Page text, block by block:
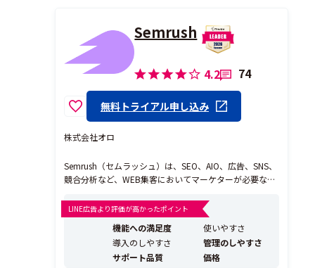
Semrush
4.2 74
無料トライアル申し込み
株式会社オロ
Semrush（セムラッシュ）は、SEO、AIO、広告、SNS、
競合分析など、WEB集客においてマーケターが必要な情
万円）でご利用いただけるのも特長で、世界ではGoogle
AnalyticsとSemrushを平行してマーケティング活動する
のが、当たり前になって...
LINE広告より評価が高かったポイント
機能への満足度
使いやすさ
導入のしやすさ
管理のしやすさ
サポート品質
価格